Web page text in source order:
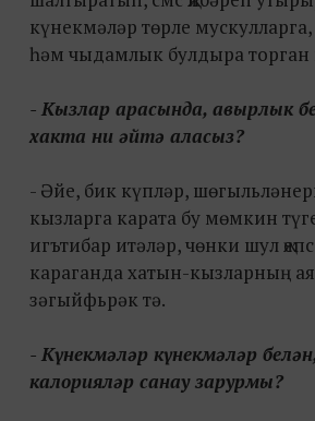
күнекмәләр төрле
һәм чыдамлык булдыра
- Кызлар арасында, авырлык
хакта ни әйтә аласыз?
- Әйе, бик күпләр,
кызларга карата бу мөмкин
игътибар итәләр, чөнки шул
караганда хатын-кызларның
зәгыйфьрәк тә.
- Күнекмәләр күнекмәләр
калорияләр санау зарурмы?